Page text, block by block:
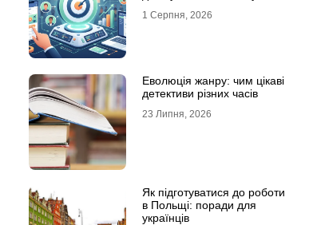
1 Серпня, 2026
Еволюція жанру: чим цікаві
детективи різних часів
23 Липня, 2026
Як підготуватися до роботи
в Польщі: поради для
українців